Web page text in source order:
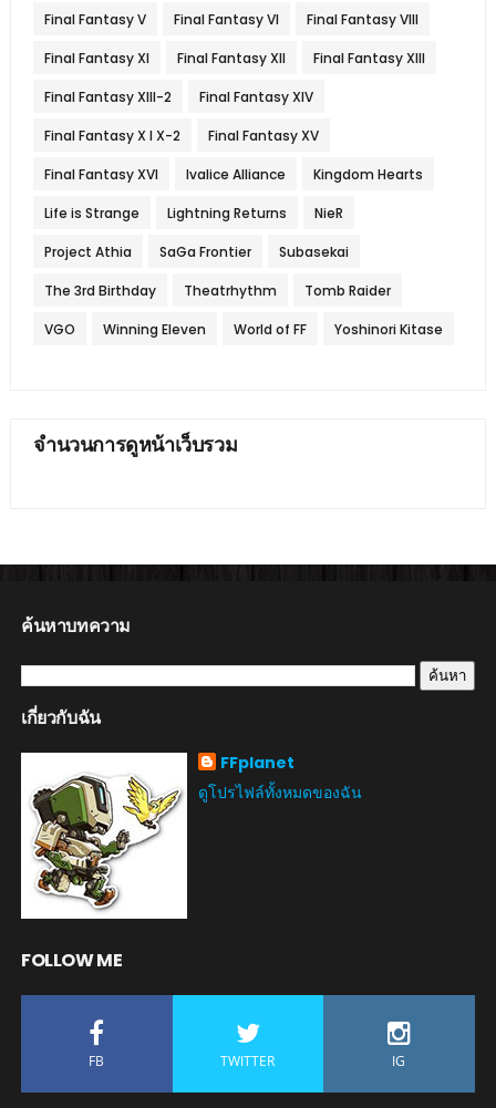
Final Fantasy V Final Fantasy VI Final Fantasy VIII
Final Fantasy XI Final Fantasy XII Final Fantasy XIII
Final Fantasy XIII-2 Final Fantasy XIV
Final Fantasy X l X-2 Final Fantasy XV
Final Fantasy XVI Ivalice Alliance Kingdom Hearts
Life is Strange Lightning Returns NieR
Project Athia SaGa Frontier Subasekai
The 3rd Birthday Theatrhythm Tomb Raider
VGO Winning Eleven World of FF Yoshinori Kitase
จำนวนการดูหน้าเว็บรวม
ค้นหาบทความ
เกี่ยวกับฉัน
FFplanet
ดูโปรไฟล์ทั้งหมดของฉัน
FOLLOW ME
FB TWITTER IG